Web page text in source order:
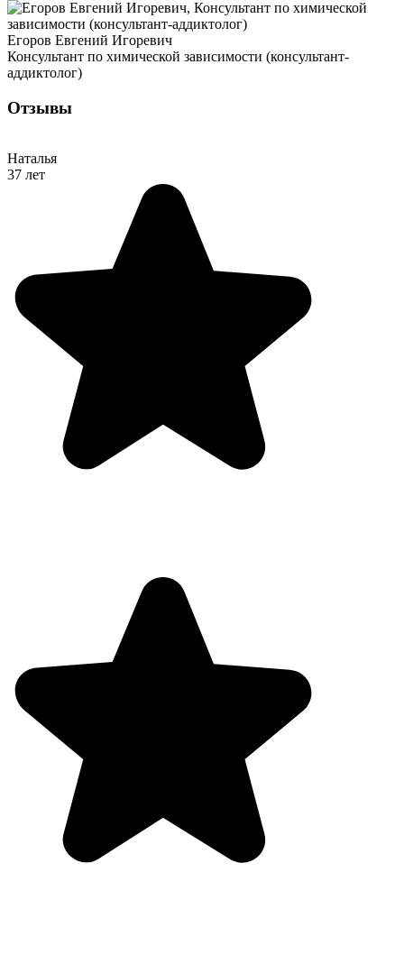
Егоров Евгений Игоревич
Консультант по химической зависимости (консультант-
аддиктолог)
Отзывы
Наталья
37 лет